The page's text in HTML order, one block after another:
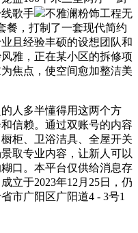
歌手
不雅澜粉饰工程无
餐，打制了一套现代简约
且经验丰硕的设想团队和
雅，正在某小区的拆修项
焦点，使空间愈加整洁美
人多半懂得用这两个方
信赖。通过双账号的内容
柜、卫浴洁具、全屋开关
取专业内容，让新人可以
口。本平台仅供给消息存
立于2023年12月25日，仍
市广阳区广阳道4 - 3号1